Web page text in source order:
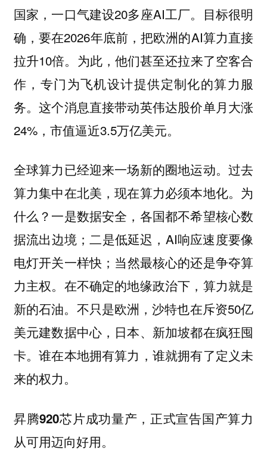
国家，一口气建设20多座AI工厂。目标很明
确，要在2026年底前，把欧洲的AI算力直接
拉升10倍。为此，他们甚至还拉来了空客合
作，专门为飞机设计提供定制化的算力服
务。这个消息直接带动英伟达股价单月大涨
24%，市值逼近3.5万亿美元。
全球算力已经迎来一场新的圈地运动。过去
算力集中在北美，现在算力必须本地化。为
什么？一是数据安全，各国都不希望核心数
据流出边境；二是低延迟，AI响应速度要像
电灯开关一样快；当然最核心的还是争夺算
力主权。在不确定的地缘政治下，算力就是
新的石油。不只是欧洲，沙特也在斥资50亿
美元建数据中心，日本、新加坡都在疯狂囤
卡。谁在本地拥有算力，谁就拥有了定义未
来的权力。
昇腾920芯片成功量产，正式宣告国产算力
从可用迈向好用。